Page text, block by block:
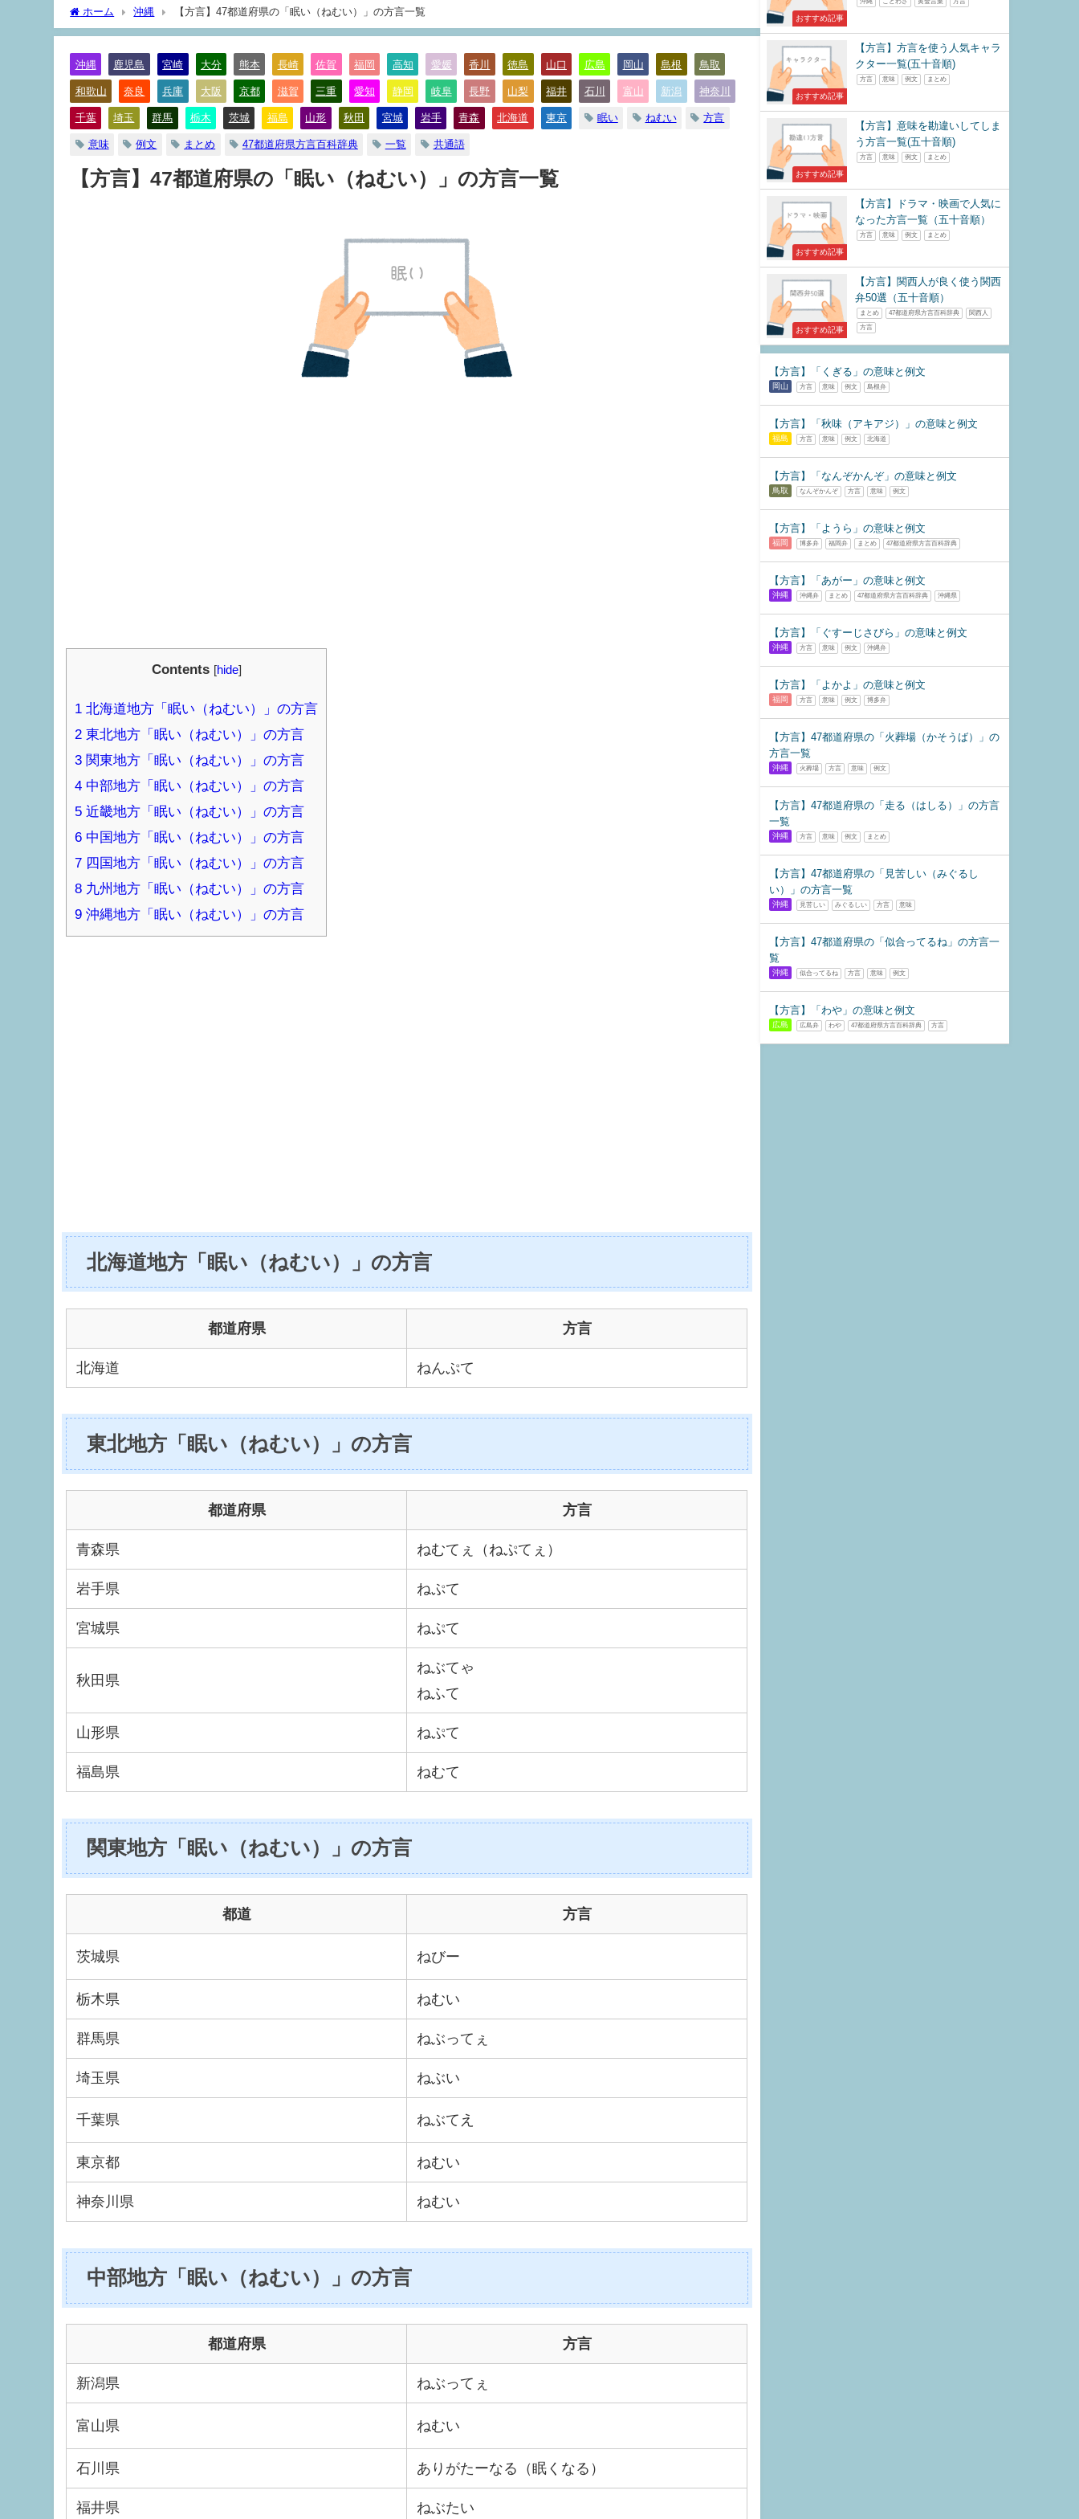
ホーム 沖縄 【方言】47都道府県の「眠い（ねむい）」の方言一覧
沖縄 鹿児島 宮崎 大分 熊本 長崎 佐賀 福岡 高知 愛媛 香川 徳島 山口 広島 岡山 島根 鳥取
和歌山 奈良 兵庫 大阪 京都 滋賀 三重 愛知 静岡 岐阜 長野 山梨 福井 石川 富山 新潟 神奈川
千葉 埼玉 群馬 栃木 茨城 福島 山形 秋田 宮城 岩手 青森 北海道 東京 眠い ねむい 方言
意味 例文 まとめ 47都道府県方言百科辞典 一覧 共通語
【方言】47都道府県の「眠い（ねむい）」の方言一覧
Contents [hide]
1 北海道地方「眠い（ねむい）」の方言
2 東北地方「眠い（ねむい）」の方言
3 関東地方「眠い（ねむい）」の方言
4 中部地方「眠い（ねむい）」の方言
5 近畿地方「眠い（ねむい）」の方言
6 中国地方「眠い（ねむい）」の方言
7 四国地方「眠い（ねむい）」の方言
8 九州地方「眠い（ねむい）」の方言
9 沖縄地方「眠い（ねむい）」の方言
北海道地方「眠い（ねむい）」の方言
都道府県 方言
北海道 ねんぷて
東北地方「眠い（ねむい）」の方言
都道府県 方言
青森県 ねむてぇ（ねぷてぇ）
岩手県 ねぷて
宮城県 ねぷて
秋田県
ねぶてゃ
ねふて
山形県 ねぷて
福島県 ねむて
関東地方「眠い（ねむい）」の方言
都道 方言
茨城県 ねびー
栃木県 ねむい
群馬県 ねぶってぇ
埼玉県 ねぶい
千葉県 ねぶてえ
東京都 ねむい
神奈川県 ねむい
中部地方「眠い（ねむい）」の方言
都道府県 方言
新潟県 ねぶってぇ
富山県 ねむい
石川県 ありがたーなる（眠くなる）
福井県 ねぶたい
おすすめ記事
おすすめ記事
【方言】方言を使う人気キャラ
クター一覧(五十音順)
方言 意味 例文 まとめ
おすすめ記事
【方言】意味を勘違いしてしま
う方言一覧(五十音順)
方言 意味 例文 まとめ
おすすめ記事
【方言】ドラマ・映画で人気に
なった方言一覧（五十音順）
方言 意味 例文 まとめ
おすすめ記事
【方言】関西人が良く使う関西
弁50選（五十音順）
まとめ 47都道府県方言百科辞典
関西人
方言
【方言】「くぎる」の意味と例文
岡山 方言 意味 例文 島根弁
【方言】「秋味（アキアジ）」の意味と例文
福島 方言 意味 例文 北海道
【方言】「なんぞかんぞ」の意味と例文
鳥取 なんぞかんぞ 方言 意味 例文
【方言】「ようら」の意味と例文
福岡 博多弁 福岡弁 まとめ 47都道府県方言百科辞典
【方言】​​「あがー」の意味と例文
沖縄 沖縄弁 まとめ 47都道府県方言百科辞典 沖縄県
【方言】「ぐすーじさびら」の意味と例文
沖縄 方言 意味 例文 沖縄弁
【方言】「よかよ」の意味と例文
福岡 方言 意味 例文 博多弁
【方言】47都道府県の「火葬場（かそうば）」の
方言一覧
沖縄 火葬場 方言 意味 例文
【方言】47都道府県の「走る（はしる）」の方言
一覧
沖縄 方言 意味 例文 まとめ
【方言】47都道府県の「見苦しい（みぐるし
い）」の方言一覧
沖縄 見苦しい みぐるしい 方言 意味
【方言】47都道府県の「似合ってるね」の方言一
覧
沖縄 似合ってるね 方言 意味 例文
【方言】「わや」の意味と例文
広島 広島弁 わや 47都道府県方言百科辞典 方言